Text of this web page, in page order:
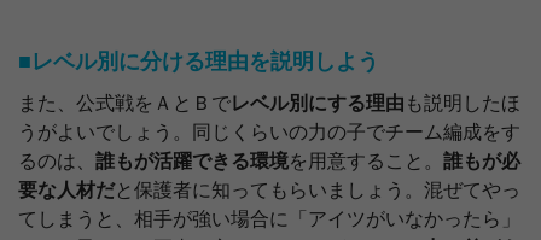
■レベル別に分ける理由を説明しよう
また、公式戦をＡとＢでレベル別にする理由 も説明したほ
うがよいでしょう。同じくらいの力の子でチーム編成をす
るのは、 誰もが活躍できる環境を用意すること。 誰もが必
要な人材だと保護者に知ってもらいましょう。混ぜてやっ
てしまうと、相手が強い場合に「アイツがいなかったら」